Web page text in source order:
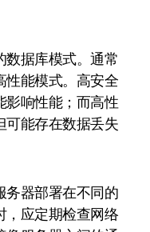
数据库模式。通常
性能模式。高安全
影响性能；而高性
可能存在数据丢失
务器部署在不同的
，应定期检查网络